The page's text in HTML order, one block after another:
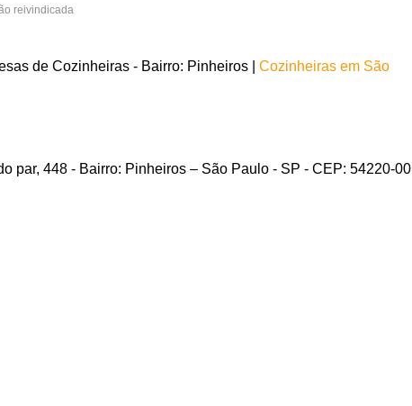
reivindicada
de Cozinheiras - Bairro: Pinheiros |Cozinheiras em São
par, 448 - Bairro: Pinheiros – São Paulo - SP - CEP: 54220-00